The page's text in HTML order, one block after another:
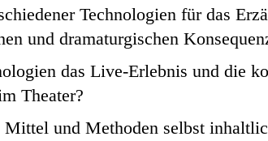
Technologien für das
und dramaturgischen
das Live-Erlebnis und die
Theater?
Mittel und Methoden selbst